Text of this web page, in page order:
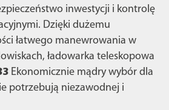
inwestycji i kontrolę
Dzięki dużemu
łatwego manewrowania w
ładowarka teleskopowa
Ekonomicznie mądry wybór dla
potrzebują niezawodnej i